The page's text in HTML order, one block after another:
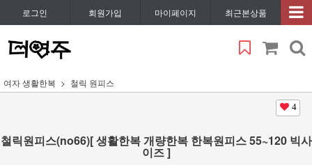
로그인 회원가입 마이페이지 최근본상품
여자 생활한복 철릭 원피스
4
철릭원피스(no66)[ 생활한복 개량한복 한복원피스 55~120 빅사
이즈 ]